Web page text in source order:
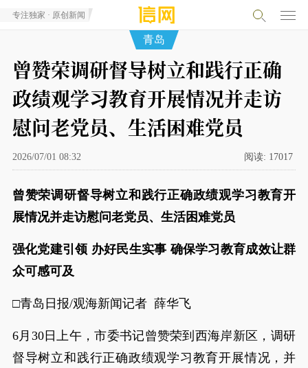
专注独家 · 原创新闻
青岛
曾赞荣调研督导树立和践行正确
政绩观学习教育开展情况并走访
慰问老党员、生活困难党员
2026/07/01 08:32 阅读: 17017
曾赞荣调研督导树立和践行正确政绩观学习教育开
展情况并走访慰问老党员、生活困难党员
强化党建引领 办好民生实事 确保学习教育成效让群
众可感可及
□青岛日报/观海新闻记者 薛华飞
6月30日上午，市委书记曾赞荣到西海岸新区，调研
督导树立和践行正确政绩观学习教育开展情况，并